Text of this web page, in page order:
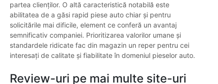
partea clienților. O altă caracteristică notabilă este
abilitatea de a găsi rapid piese auto chiar și pentru
solicitările mai dificile, element ce conferă un avantaj
semnificativ companiei. Prioritizarea valorilor umane și
standardele ridicate fac din magazin un reper pentru cei
interesați de calitate și fiabilitate în domeniul pieselor auto.
Review-uri pe mai multe site-uri